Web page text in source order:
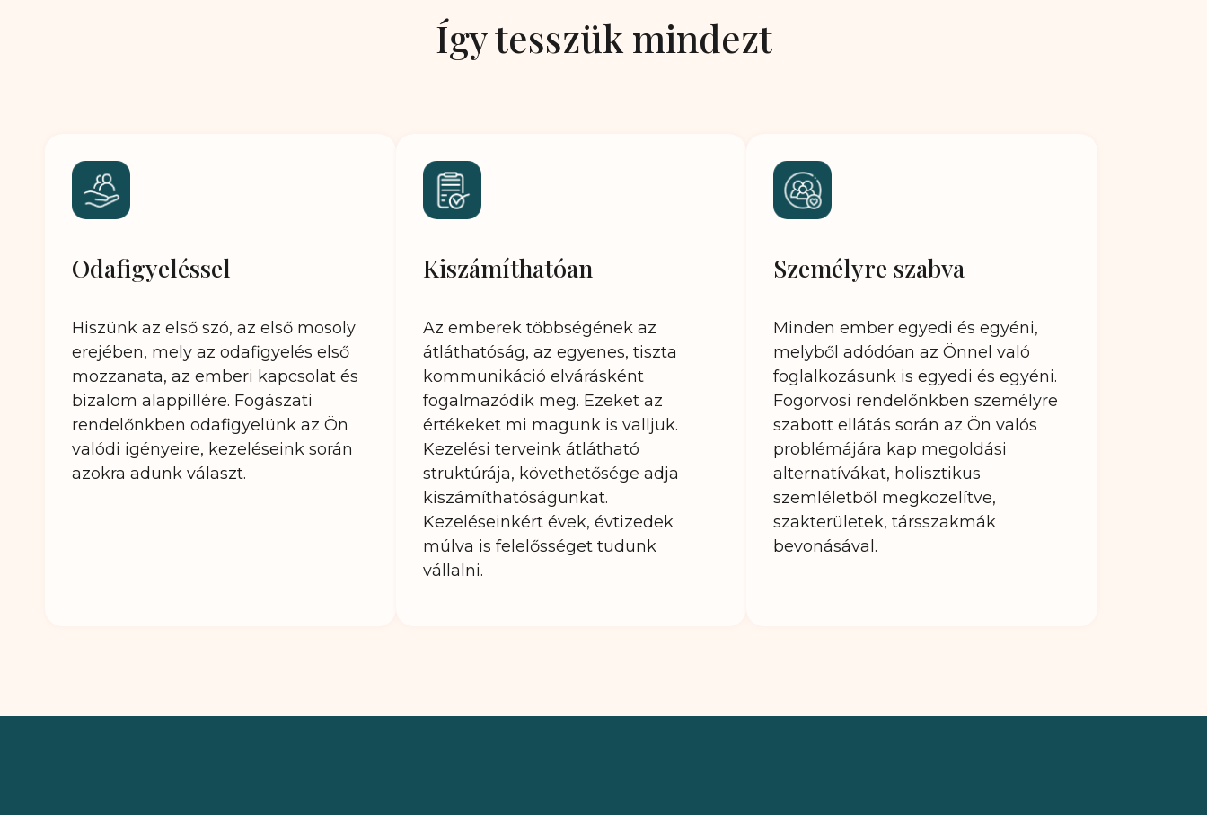
Így tesszük mindezt
Odafigyeléssel
Hiszünk az első szó, az első mosoly
erejében, mely az odafigyelés első
mozzanata, az emberi kapcsolat és
bizalom alappillére. Fogászati
rendelőnkben odafigyelünk az Ön
valódi igényeire, kezeléseink során
azokra adunk választ.
Kiszámíthatóan
Az emberek többségének az
átláthatóság, az egyenes, tiszta
kommunikáció elvárásként
fogalmazódik meg. Ezeket az
értékeket mi magunk is valljuk.
Kezelési terveink átlátható
struktúrája, követhetősége adja
kiszámíthatóságunkat.
Kezeléseinkért évek, évtizedek
múlva is felelősséget tudunk
vállalni.
Személyre szabva
Minden ember egyedi és egyéni,
melyből adódóan az Önnel való
foglalkozásunk is egyedi és egyéni.
Fogorvosi rendelőnkben személyre
szabott ellátás során az Ön valós
problémájára kap megoldási
alternatívákat, holisztikus
szemléletből megközelítve,
szakterületek, társszakmák
bevonásával.